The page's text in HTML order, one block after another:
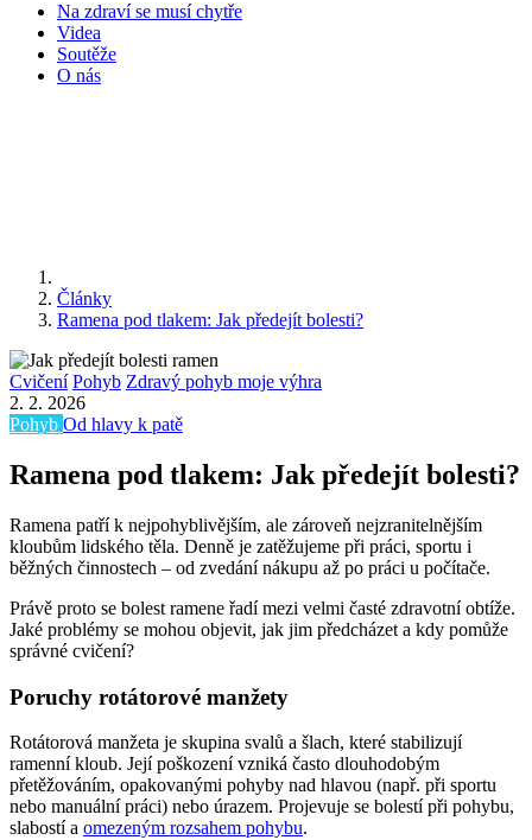
Na zdraví se musí chytře
Videa
Soutěže
O nás
Články
Ramena pod tlakem: Jak předejít bolesti?
Cvičení Pohyb Zdravý pohyb moje výhra
2. 2. 2026
Pohyb Od hlavy k patě
Ramena pod tlakem: Jak předejít bolesti?
Ramena patří k nejpohyblivějším, ale zároveň nejzranitelnějším
kloubům lidského těla. Denně je zatěžujeme při práci, sportu i
běžných činnostech – od zvedání nákupu až po práci u počítače.
Právě proto se bolest ramene řadí mezi velmi časté zdravotní obtíže.
Jaké problémy se mohou objevit, jak jim předcházet a kdy pomůže
správné cvičení?
Poruchy rotátorové manžety
Rotátorová manžeta je skupina svalů a šlach, které stabilizují
ramenní kloub. Její poškození vzniká často dlouhodobým
přetěžováním, opakovanými pohyby nad hlavou (např. při sportu
nebo manuální práci) nebo úrazem. Projevuje se bolestí při pohybu,
slabostí a omezeným rozsahem pohybu.